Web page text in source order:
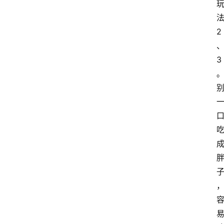
玩
法
2
、
3
。
别
一
口
吃
成
胖
子
，
容
易